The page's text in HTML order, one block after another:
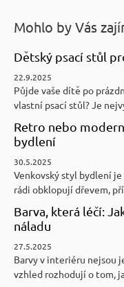
Mohlo by Vás
Dětský psací stůl
22.9.2025
Půjde vaše dítě po
vlastní psací stůl? Je
Retro nebo
bydlení
30.5.2025
Venkovský styl bydlení
rádi obklopují dřevem,
Barva, která léčí:
náladu
27.5.2025
Barvy v interiéru nejsou
vzhled rozhodují o tom,